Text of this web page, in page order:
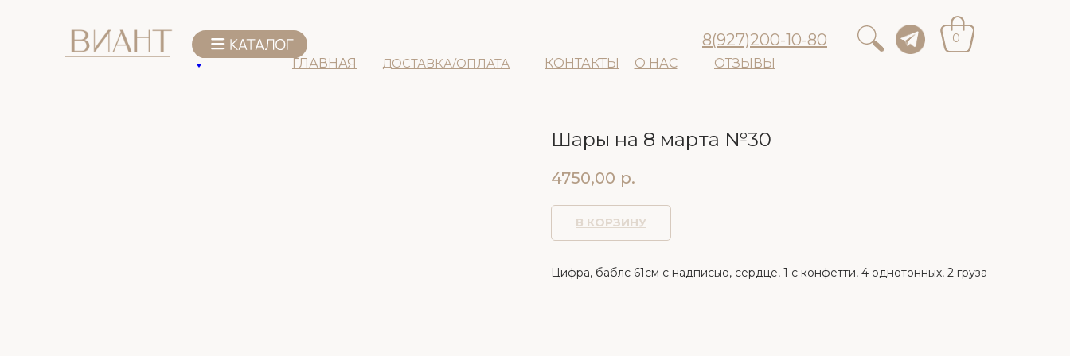
ДОСТАВКА/ОПЛАТА
ГЛАВНАЯ КОНТАКТЫ О НАС ОТЗЫВЫ
8(927)200-10-80 0
Шары на 8 марта №30
4750,00 р.
В КОРЗИНУ
Цифра, баблс 61см с надписью, сердце, 1 с конфетти, 4 однотонных, 2 груза